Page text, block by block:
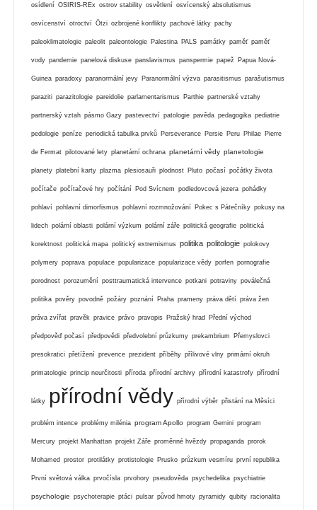
osídlení OSIRIS-REx ostrov stability osvětlení osvícenský absolutismus
osvícenství otroctví Ötzi ozbrojené konflikty pachové látky pachy
paleoklimatologie paleolit paleontologie Palestina PALS památky paměť paměť
vody pandemie panelová diskuse panslavismus panspermie papež Papua Nová-
Guinea paradoxy paranormální jevy Paranormální výzva parasitismus parašutismus
paraziti parazitologie pareidolie parlamentarismus Parthie partnerské vztahy
partnerský vztah pásmo Gazy pastevectví patologie pavěda pedagogika pediatrie
pedologie peníze periodická tabulka prvků Perseverance Persie Peru Philae Pierre
de Fermat pilotované lety planetární ochrana planetární vědy planetologie
planety platební karty plazma plesiosauři plodnost Pluto počasí počátky života
počítače počítačové hry počítání Pod Svícnem podledovcová jezera pohádky
pohlaví pohlavní dimorfismus pohlavní rozmnožování Pokec s Pátečníky pokusy na
lidech polární oblasti polární výzkum polární záře politická geografie politická
korektnost politická mapa politický extremismus politika politologie polokovy
polymery poprava populace popularizace popularizace vědy porfen pornografie
porodnost porozumění posttraumatická intervence potkani potraviny poválečná
politika pověry povodně požáry poznání Praha prameny práva dětí práva žen
práva zvířat pravěk pravice právo pravopis Pražský hrad Přední východ
předpověď počasí předpovědi předvolební průzkumy prekambrium Přemyslovci
presokratici přetížení prevence prezident příběhy přílivové vlny primární okruh
primatologie princip neurčitosti příroda přírodní archivy přírodní katastrofy přírodní
látky přírodní vědy přírodní výběr přistání na Měsíci
problém intence problémy milénia program Apollo program Gemini program
Mercury projekt Manhattan projekt Záře proměnné hvězdy propaganda prorok
Mohamed prostor protilátky protistologie Prusko průzkum vesmíru první republika
První světová válka prvočísla prvohory pseudověda psychedelika psychiatrie
psychologie psychoterapie ptáci pulsar původ hmoty pyramidy qubity racionalita